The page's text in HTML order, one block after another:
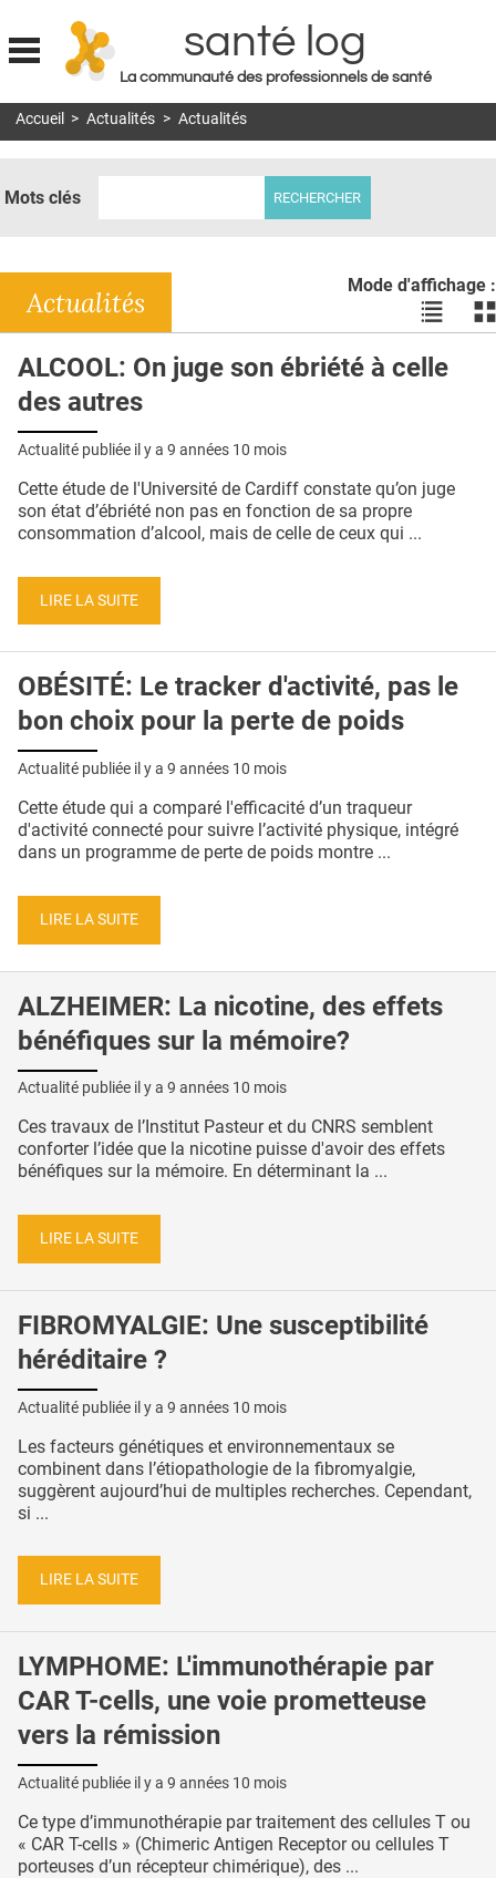
Jump to navigation
santé log
La communauté des professionnels de santé
MON COMPTE
DOSSIERS
RÉSEAUX
E-REVUE SAD
QUI SOMMES-NOUS ?
CONDITIONS GÉNÉRALES
CRÉDITS
Accueil > Actualités > Actualités
Mots clés
Mode d'affichage :
Voir
les
en
les
Actualités
ALCOOL: On juge son ébriété à celle
des autres
Actualité publiée il y a 9 années 10 mois
Cette étude de l'Université de Cardiff constate qu’on juge
son état d’ébriété non pas en fonction de sa propre
consommation d’alcool, mais de celle de ceux qui ...
LIRE LA SUITE
OBÉSITÉ: Le tracker d'activité, pas le
bon choix pour la perte de poids
Actualité publiée il y a 9 années 10 mois
Cette étude qui a comparé l'efficacité d’un traqueur
d'activité connecté pour suivre l’activité physique, intégré
dans un programme de perte de poids montre ...
LIRE LA SUITE
ALZHEIMER: La nicotine, des effets
bénéfiques sur la mémoire?
Actualité publiée il y a 9 années 10 mois
Ces travaux de l’Institut Pasteur et du CNRS semblent
conforter l’idée que la nicotine puisse d'avoir des effets
bénéfiques sur la mémoire. En déterminant la ...
LIRE LA SUITE
FIBROMYALGIE: Une susceptibilité
héréditaire ?
Actualité publiée il y a 9 années 10 mois
Les facteurs génétiques et environnementaux se
combinent dans l’étiopathologie de la fibromyalgie,
suggèrent aujourd’hui de multiples recherches. Cependant,
si ...
LIRE LA SUITE
LYMPHOME: L'immunothérapie par
CAR T-cells, une voie prometteuse
vers la rémission
Actualité publiée il y a 9 années 10 mois
Ce type d’immunothérapie par traitement des cellules T ou
« CAR T-cells » (Chimeric Antigen Receptor ou cellules T
porteuses d’un récepteur chimérique), des ...